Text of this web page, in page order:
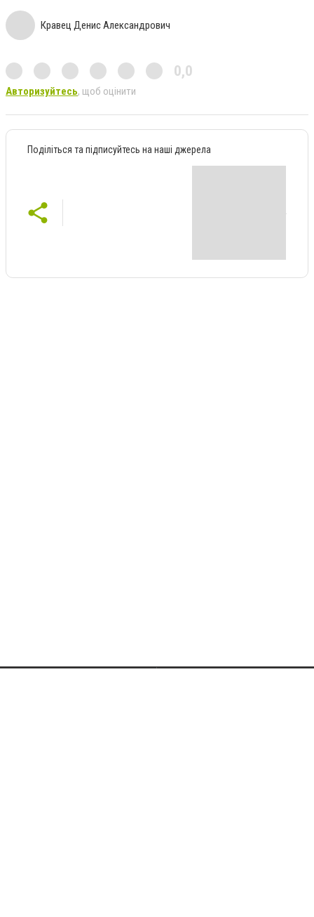
Кравец Денис Александрович
0,0
Авторизуйтесь, щоб оцінити
Поділіться та підписуйтесь на наші джерела